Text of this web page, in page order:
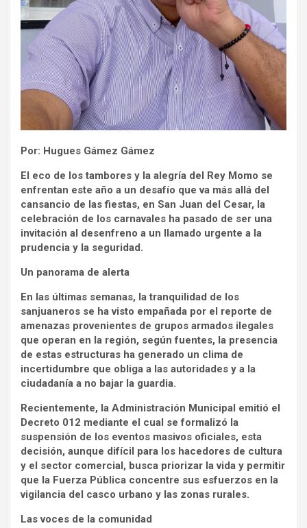
Por: Hugues Gámez Gámez
El eco de los tambores y la alegría del Rey Momo se
enfrentan este año a un desafío que va más allá del
cansancio de las fiestas, en San Juan del Cesar, la
celebración de los carnavales ha pasado de ser una
invitación al desenfreno a un llamado urgente a la
prudencia y la seguridad.
Un panorama de alerta
En las últimas semanas, la tranquilidad de los
sanjuaneros se ha visto empañada por el reporte de
amenazas provenientes de grupos armados ilegales
que operan en la región, según fuentes, la presencia
de estas estructuras ha generado un clima de
incertidumbre que obliga a las autoridades y a la
ciudadanía a no bajar la guardia.
Recientemente, la Administración Municipal emitió el
Decreto 012 mediante el cual se formalizó la
suspensión de los eventos masivos oficiales, esta
decisión, aunque difícil para los hacedores de cultura
y el sector comercial, busca priorizar la vida y permitir
que la Fuerza Pública concentre sus esfuerzos en la
vigilancia del casco urbano y las zonas rurales.
Las voces de la comunidad